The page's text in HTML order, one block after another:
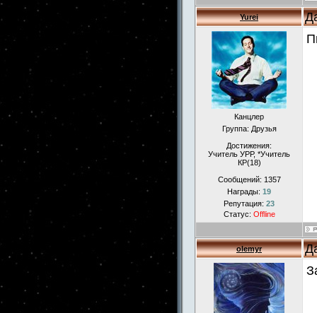
Yurei
Канцлер
Группа: Друзья
Достижения:
Учитель УРР, *Учитель
КР(18)
Сообщений: 1357
Награды: 19
Репутация: 23
Статус: Offline
olemyr